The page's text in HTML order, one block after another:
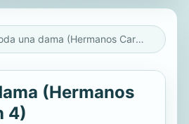
Toda una dama (Hermanos Carsington 4)
(Hermanos
4)